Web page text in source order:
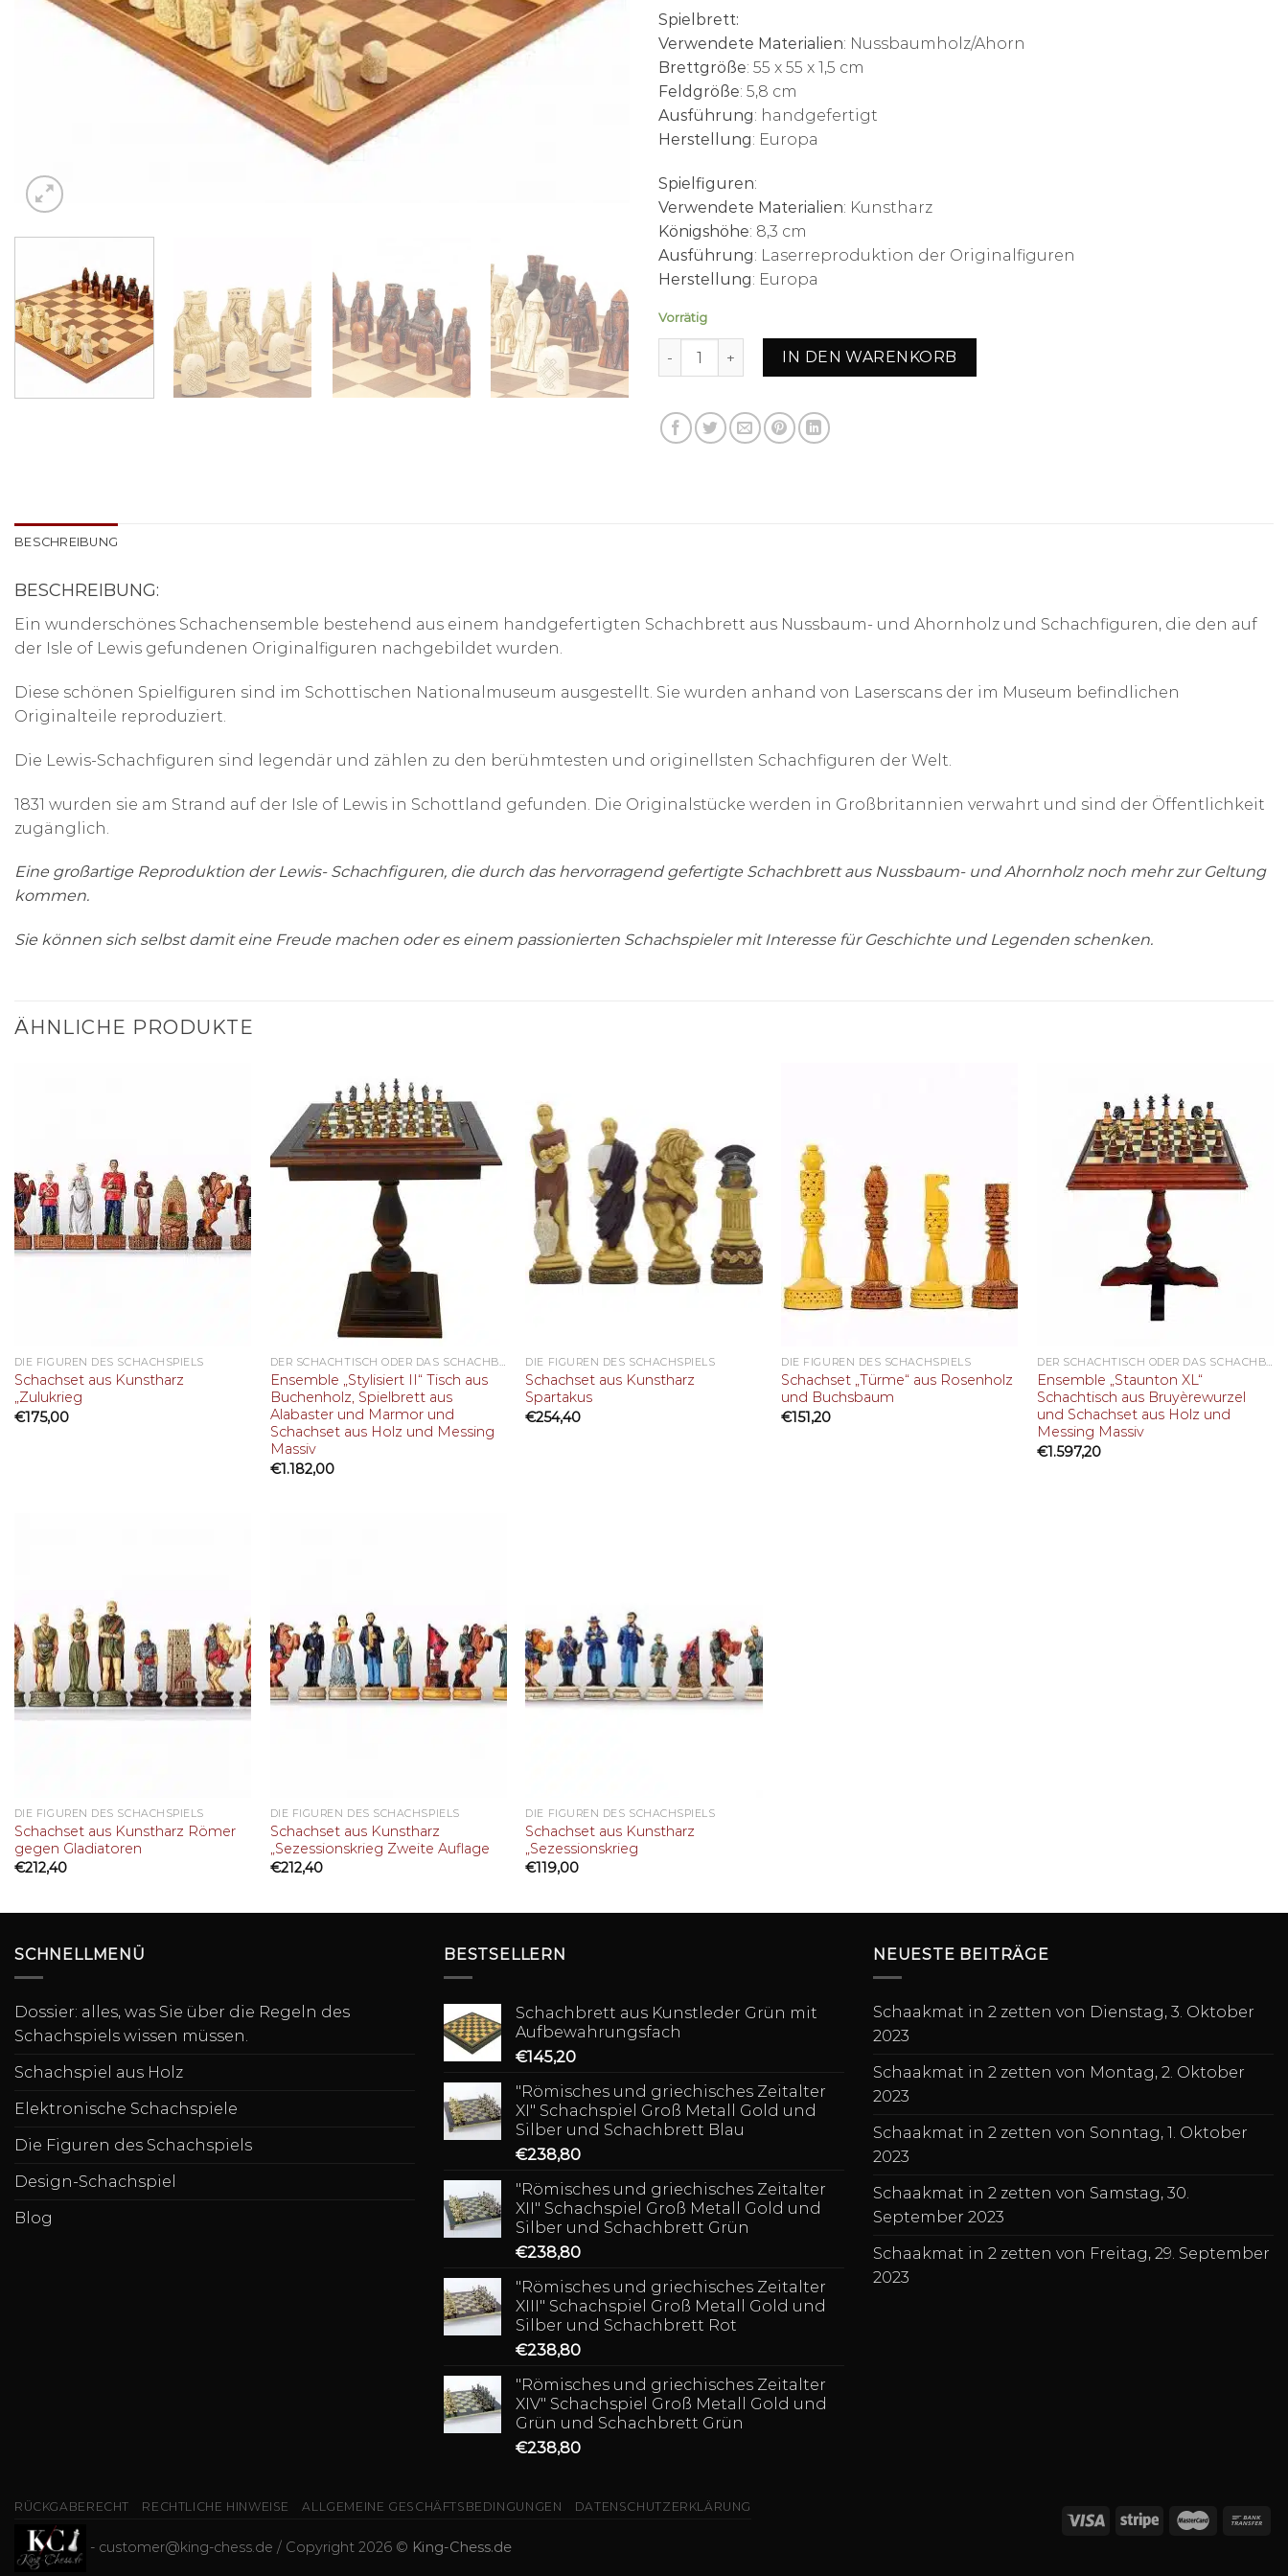
Spielbrett:
Verwendete Materialien: Nussbaumholz/Ahorn
Brettgröße: 55 x 55 x 1,5 cm
Feldgröße: 5,8 cm
Ausführung: handgefertigt
Herstellung: Europa
Spielfiguren:
Verwendete Materialien: Kunstharz
Königshöhe: 8,3 cm
Ausführung: Laserreproduktion der Originalfiguren
Herstellung: Europa
Vorrätig
Schachensemble "Isle of Lewis " Schachbrett aus Nussbaum- und Ahornholz &
IN DEN WARENKORB
BESCHREIBUNG
BESCHREIBUNG:
Ein wunderschönes Schachensemble bestehend aus einem handgefertigten Schachbrett aus Nussbaum- und Ahornholz und Schachfiguren, die den auf
der Isle of Lewis gefundenen Originalfiguren nachgebildet wurden.
Diese schönen Spielfiguren sind im Schottischen Nationalmuseum ausgestellt. Sie wurden anhand von Laserscans der im Museum befindlichen
Originalteile reproduziert.
Die Lewis-Schachfiguren sind legendär und zählen zu den berühmtesten und originellsten Schachfiguren der Welt.
1831 wurden sie am Strand auf der Isle of Lewis in Schottland gefunden. Die Originalstücke werden in Großbritannien verwahrt und sind der Öffentlichkeit
zugänglich.
Eine großartige Reproduktion der Lewis- Schachfiguren, die durch das hervorragend gefertigte Schachbrett aus Nussbaum- und Ahornholz noch mehr zur Geltung
kommen.
Sie können sich selbst damit eine Freude machen oder es einem passionierten Schachspieler mit Interesse für Geschichte und Legenden schenken.
ÄHNLICHE PRODUKTE
DIE FIGUREN DES SCHACHSPIELS
Schachset aus Kunstharz
„Zulukrieg
€175,00
DER SCHACHTISCH ODER DAS SCHACHBRETT
Ensemble „Stylisiert II“ Tisch aus
Buchenholz, Spielbrett aus
Alabaster und Marmor und
Schachset aus Holz und Messing
Massiv
€1.182,00
DIE FIGUREN DES SCHACHSPIELS
Schachset aus Kunstharz
Spartakus
€254,40
DIE FIGUREN DES SCHACHSPIELS
Schachset „Türme“ aus Rosenholz
und Buchsbaum
€151,20
DER SCHACHTISCH ODER DAS SCHACHBRETT
Ensemble „Staunton XL“
Schachtisch aus Bruyèrewurzel
und Schachset aus Holz und
Messing Massiv
€1.597,20
DIE FIGUREN DES SCHACHSPIELS
Schachset aus Kunstharz Römer
gegen Gladiatoren
€212,40
DIE FIGUREN DES SCHACHSPIELS
Schachset aus Kunstharz
„Sezessionskrieg Zweite Auflage
€212,40
DIE FIGUREN DES SCHACHSPIELS
Schachset aus Kunstharz
„Sezessionskrieg
€119,00
SCHNELLMENÜ
Dossier: alles, was Sie über die Regeln des
Schachspiels wissen müssen.
Schachspiel aus Holz
Elektronische Schachspiele
Die Figuren des Schachspiels
Design-Schachspiel
Blog
BESTSELLERN
Schachbrett aus Kunstleder Grün mit
Aufbewahrungsfach
€145,20
"Römisches und griechisches Zeitalter
XI" Schachspiel Groß Metall Gold und
Silber und Schachbrett Blau
€238,80
"Römisches und griechisches Zeitalter
XII" Schachspiel Groß Metall Gold und
Silber und Schachbrett Grün
€238,80
"Römisches und griechisches Zeitalter
XIII" Schachspiel Groß Metall Gold und
Silber und Schachbrett Rot
€238,80
"Römisches und griechisches Zeitalter
XIV" Schachspiel Groß Metall Gold und
Grün und Schachbrett Grün
€238,80
NEUESTE BEITRÄGE
Schaakmat in 2 zetten von Dienstag, 3. Oktober
2023
Schaakmat in 2 zetten von Montag, 2. Oktober
2023
Schaakmat in 2 zetten von Sonntag, 1. Oktober
2023
Schaakmat in 2 zetten von Samstag, 30.
September 2023
Schaakmat in 2 zetten von Freitag, 29. September
2023
RÜCKGABERECHT RECHTLICHE HINWEISE ALLGEMEINE GESCHÄFTSBEDINGUNGEN DATENSCHUTZERKLÄRUNG
- customer@king-chess.de / Copyright 2026 © King-Chess.de